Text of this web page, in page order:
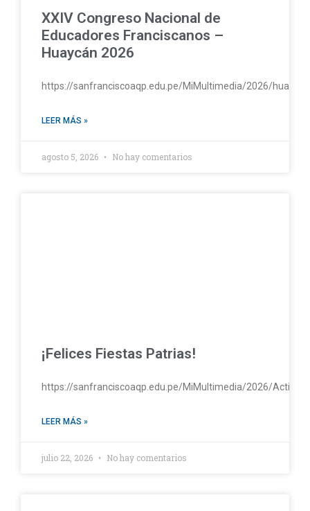
XXIV Congreso Nacional de
Educadores Franciscanos –
Huaycán 2026
https://sanfranciscoaqp.edu.pe/MiMultimedia/2026/
LEER MÁS »
agosto 5, 2026 No hay comentarios
¡Felices Fiestas Patrias!
https://sanfranciscoaqp.edu.pe/MiMultimedia/2026/
LEER MÁS »
julio 22, 2026 No hay comentarios